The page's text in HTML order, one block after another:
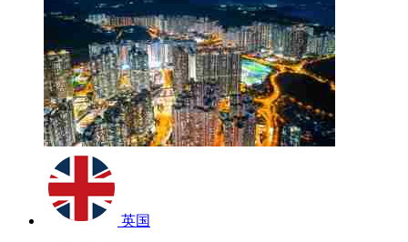
英国